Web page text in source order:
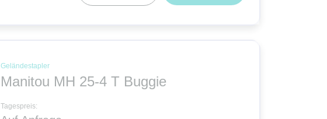
Geländestapler
Manitou MH 25-4 T Buggie
Tagespreis: